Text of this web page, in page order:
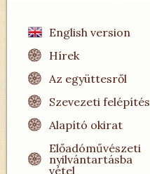
English version
Hírek
Az együttesről
Szevezeti felépítés
Alapító okirat
Előadóművészeti
nyilvántartásba
vétel